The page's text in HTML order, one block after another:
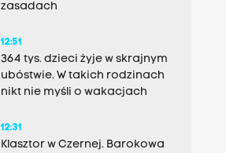
zasadach
12:51
364 tys. dzieci żyje w skrajnym
ubóstwie. W takich rodzinach
nikt nie myśli o wakacjach
12:31
Klasztor w Czernej. Barokowa